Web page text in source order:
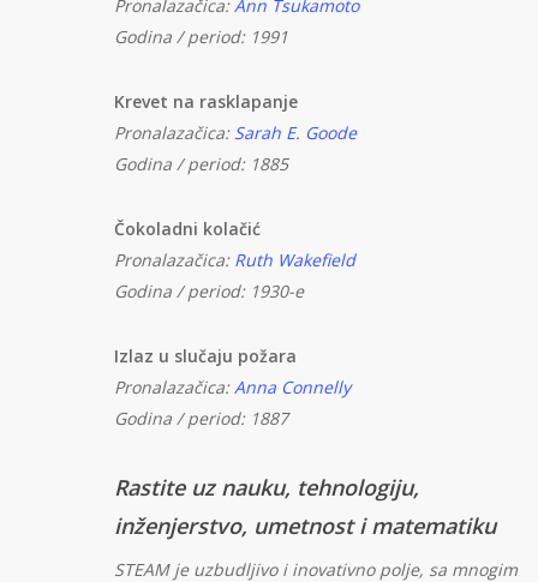
Pronalazačica:Ann Tsukamoto
Godina / period: 1991
Krevet na rasklapanje
Pronalazačica: Sarah E. Goode
Godina / period: 1885
Čokoladni kolačić
Pronalazačica: Ruth Wakefield
Godina / period: 1930-e
Izlaz u slučaju požara
Pronalazačica:Anna Connelly
Godina / period: 1887
Rastite uz nauku, tehnologiju,
inženjerstvo, umetnost i matematiku
STEAM je uzbudljivo i inovativno polje, sa mnogim